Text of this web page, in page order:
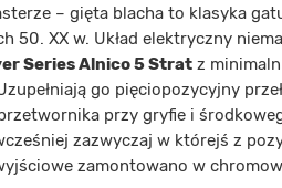
– gięta blacha to klasyka
50. XX w. Układ elektryczny
Series Alnico 5 Strat z
go pięciopozycyjny
przy gryfie i
zazwyczaj w którejś z
zamontowano w